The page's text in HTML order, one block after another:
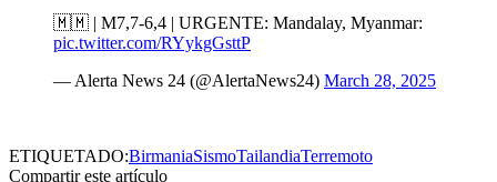
🇲🇲 | M7,7-6,4 | URGENTE: Mandalay, Myanmar:
pic.twitter.com/RYykgGsttP
— Alerta News 24 (@AlertaNews24) March 28, 2025
ETIQUETADO:BirmaniaSismoTailandiaTerremoto
Compartir este artículo